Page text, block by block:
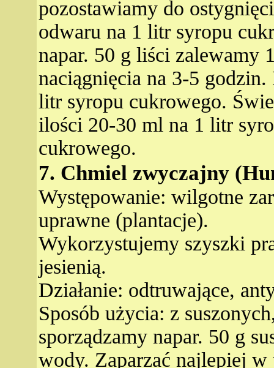
pozostawiamy do
odwaru na 1 litr syropu
napar. 50 g liści zalewamy
naciągnięcia na 3-5 godzin.
litr syropu cukrowego.
ilości 20-30 ml na 1 litr
cukrowego.
7. Chmiel zwyczajny
Występowanie: wilgotne
uprawne (plantacje).
Wykorzystujemy szyszki
jesienią.
Działanie: odtruwające,
Sposób użycia: z
sporządzamy napar. 50 g
wody. Zaparzać najlepiej